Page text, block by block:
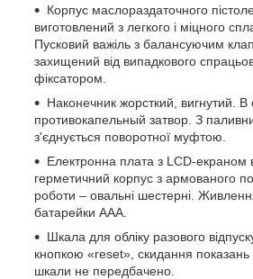
Корпус маслораздаточного
виготовлений з легкого і міцного
Пусковий важіль з балансуючим
захищений від випадкового
фіксатором.
Наконечник жорсткий, вигнутий.
противокапельный затвор. З
з'єднується поворотної муфтою.
Електронна плата з LCD-екраном
герметичний корпус з армованого
роботи – овальні шестерні.
батарейки ААА.
Шкала для обліку разового
кнопкою «reset», скидання показань
шкали не передбачено.